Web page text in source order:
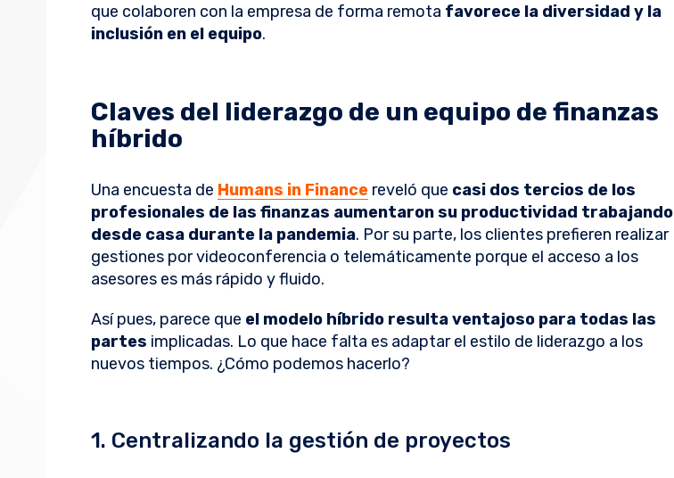
que colaboren con la empresa de forma remota favorece la diversidad y la
inclusión en el equipo.
Claves del liderazgo de un equipo de finanzas
híbrido
Una encuesta de Humans in Finance reveló que casi dos tercios de los
profesionales de las finanzas aumentaron su productividad trabajando
desde casa durante la pandemia. Por su parte, los clientes prefieren realizar
gestiones por videoconferencia o telemáticamente porque el acceso a los
asesores es más rápido y fluido.
Así pues, parece que el modelo híbrido resulta ventajoso para todas las
partes implicadas. Lo que hace falta es adaptar el estilo de liderazgo a los
nuevos tiempos. ¿Cómo podemos hacerlo?
1. Centralizando la gestión de proyectos